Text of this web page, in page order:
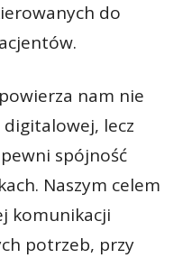
do
nam nie
lecz
spójność
Naszym celem
komunikacji
potrzeb, przy